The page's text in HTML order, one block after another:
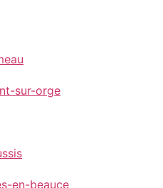
sur-orge
en-beauce